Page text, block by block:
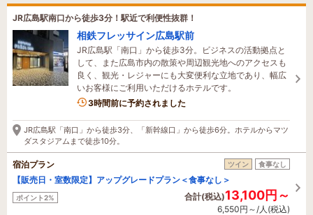
JR広島駅南口から徒歩3分！駅近で利便性抜群！
相鉄フレッサイン広島駅前
JR広島駅「南口」から徒歩3分。ビジネスの活動拠点と
して、また広島市内の散策や周辺観光地へのアクセスも
良く、観光・レジャーにも大変便利な立地であり、幅広
いお客様にご利用いただけるホテルです。
3時間前に予約されました
JR広島駅「南口」から徒歩3分、「新幹線口」から徒歩6分。ホテルからマツ
ダスタジアムまで徒歩10分。
宿泊プラン ツイン 食事なし
【販売日・室数限定】アップグレードプラン＜食事なし＞
ポイント2% 合計(税込)13,100円～
6,550円～/人(税込)